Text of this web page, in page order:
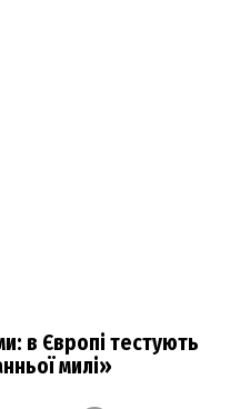
в Європі тестують
милі»